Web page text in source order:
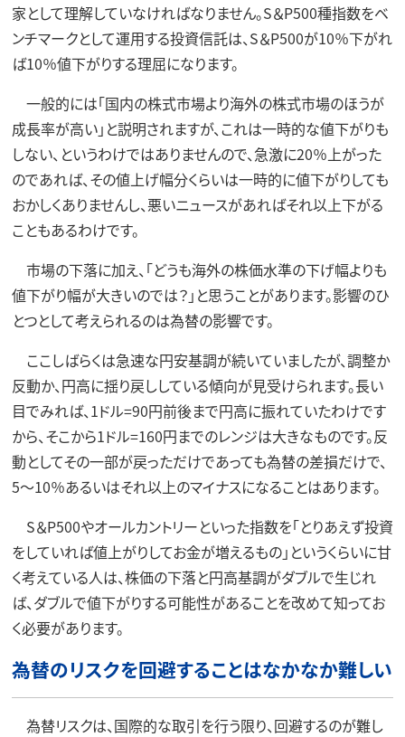
家として理解していなければなりません。S＆P500種指数をベ
ンチマークとして運用する投資信託は、S＆P500が10％下がれ
ば10％値下がりする理屈になります。
一般的には「国内の株式市場より海外の株式市場のほうが
成長率が高い」と説明されますが、これは一時的な値下がりも
しない、というわけではありませんので、急激に20％上がった
のであれば、その値上げ幅分くらいは一時的に値下がりしても
おかしくありませんし、悪いニュースがあればそれ以上下がる
こともあるわけです。
市場の下落に加え、「どうも海外の株価水準の下げ幅よりも
値下がり幅が大きいのでは？」と思うことがあります。影響のひ
とつとして考えられるのは為替の影響です。
ここしばらくは急速な円安基調が続いていましたが、調整か
反動か、円高に揺り戻ししている傾向が見受けられます。長い
目でみれば、1ドル=90円前後まで円高に振れていたわけです
から、そこから1ドル=160円までのレンジは大きなものです。反
動としてその一部が戻っただけであっても為替の差損だけで、
5～10％あるいはそれ以上のマイナスになることはあります。
S＆P500やオールカントリーといった指数を「とりあえず投資
をしていれば値上がりしてお金が増えるもの」というくらいに甘
く考えている人は、株価の下落と円高基調がダブルで生じれ
ば、ダブルで値下がりする可能性があることを改めて知ってお
く必要があります。
為替のリスクを回避することはなかなか難しい
為替リスクは、国際的な取引を行う限り、回避するのが難し